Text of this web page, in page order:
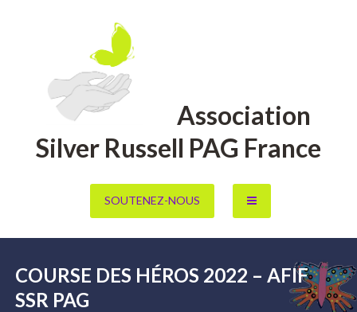
Association
Silver Russell PAG France
SOUTENEZ-NOUS
COURSE DES HÉROS 2022 – AFIF
SSR PAG